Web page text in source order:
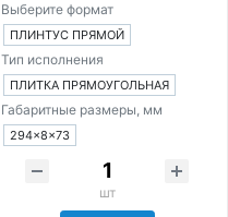
Выберите формат
ПЛИНТУС ПРЯМОЙ
Тип исполнения
ПЛИТКА ПРЯМОУГОЛЬНАЯ
Габаритные размеры, мм
294×8×73
шт